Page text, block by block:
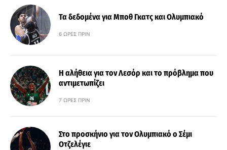
Τα δεδομένα για Μποθ Γκατς και Ολυμπιακό
6 ΏΡΕΣ ΠΡΙΝ
Η αλήθεια για τον Λεσόρ και το πρόβλημα που
αντιμετωπίζει
7 ΏΡΕΣ ΠΡΙΝ
Στο προσκήνιο για τον Ολυμπιακό ο Σέμι
Οτζελέγιε